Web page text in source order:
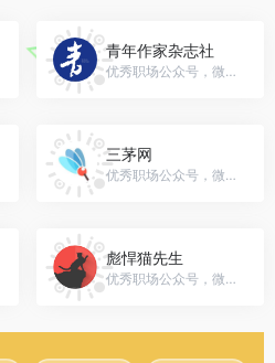
青年作家杂志社
优秀职场公众号，微信号：youngwriters
三茅网
优秀职场公众号，微信号：sanmaohr
彪悍猫先生
优秀职场公众号，微信号：BHMaoXianSheng